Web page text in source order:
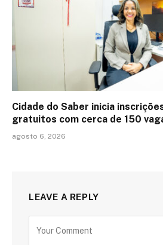
Cidade do Saber inicia
gratuitos com cerca de 150
agosto 6, 2026
LEAVE A REPLY